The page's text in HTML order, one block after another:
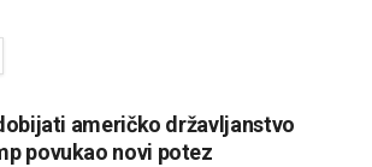
američko državljanstvo
povukao novi potez